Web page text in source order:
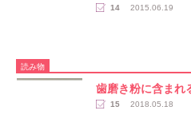
14 2015.06.19
読み物
歯磨き粉に含まれ
15 2018.05.18